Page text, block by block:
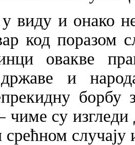
виду и онако
код поразом
овакве
и
борбу
чиме су